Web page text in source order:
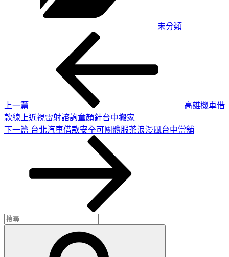
未分類
上一篇
高雄機車借
款線上近視雷射諮詢童顏針台中搬家
下
下一篇 台北汽車借款安全可團體服茶浪漫風台中當舖
搜